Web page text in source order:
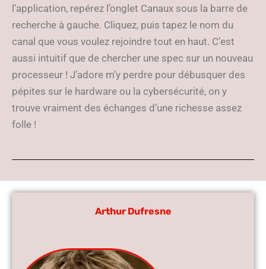
l’application, repérez l’onglet Canaux sous la barre de
recherche à gauche. Cliquez, puis tapez le nom du
canal que vous voulez rejoindre tout en haut. C’est
aussi intuitif que de chercher une spec sur un nouveau
processeur ! J’adore m’y perdre pour débusquer des
pépites sur le hardware ou la cybersécurité, on y
trouve vraiment des échanges d’une richesse assez
folle !
Arthur Dufresne